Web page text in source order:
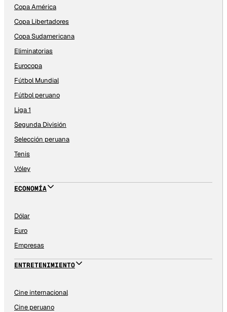
Copa América
Copa Libertadores
Copa Sudamericana
Eliminatorias
Eurocopa
Fútbol Mundial
Fútbol peruano
Liga 1
Segunda División
Selección peruana
Tenis
Vóley
ECONOMÍA
Dólar
Euro
Empresas
ENTRETENIMIENTO
Cine internacional
Cine peruano